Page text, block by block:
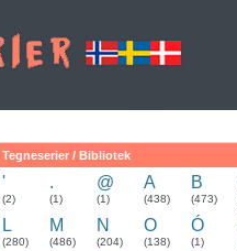
Tegneserier / Bibliotek
'
(2)
.
(1)
@
(1)
A
(438)
B
(473)
L
(280)
M
(486)
N
(204)
O
(138)
Ó
(1)